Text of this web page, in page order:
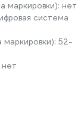
маркировки): нет
система
маркировки): 52-
нет